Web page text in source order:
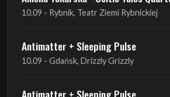
Antimatter + Sleeping Pulse
11.09 - Warszawa, VooDoo Club
Antimatter + Sleeping Pulse